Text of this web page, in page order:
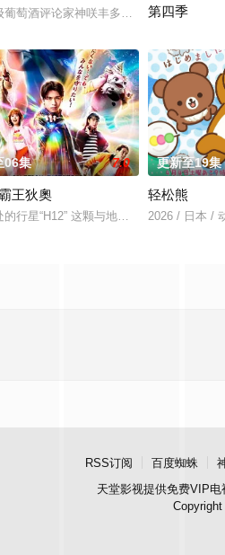
葡萄酒评论家神咲丰多香去世以后，留下
第四季
她没想到的是，竟多了四个弟弟，令她
06集 7.0
王狄奧
的行星“H12” 这颗与地球极其相似的星球
更新至19集
轻松熊
2026 / 日本 /
RSS订阅 百度蜘蛛
天堂影视提供免费VIP电